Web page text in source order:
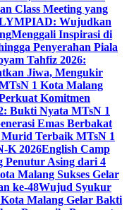
Class Meeting yang
Wujudkan
Menggali Inspirasi di
Penyerahan Piala
Tahfiz 2026:
Jiwa, Mengukir
1 Kota Malang
Komitmen
Bukti Nyata MTsN 1
Emas Berbakat
Murid Terbaik MTsN 1
K 2026English Camp
Penutur Asing dari 4
Malang Sukses Gelar
ke-48Wujud Syukur
Malang Gelar Bakti